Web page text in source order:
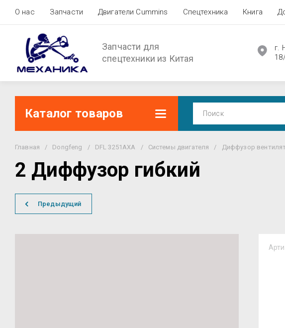
О нас Запчасти Двигатели Cummins Спецтехника Книга
Запчасти для
спецтехники из Китая
г.
Каталог товаров
Главная / Dongfeng / DFL 3251AXA / Системы двигателя / Диффузор
2 Диффузор гибкий
Предыдущий